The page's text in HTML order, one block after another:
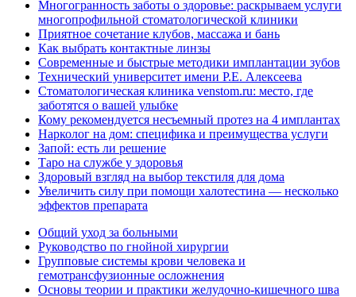
Многогранность заботы о здоровье: раскрываем услуги
многопрофильной стоматологической клиники
Приятное сочетание клубов, массажа и бань
Как выбрать контактные линзы
Современные и быстрые методики имплантации зубов
Технический университет имени Р.Е. Алексеева
Стоматологическая клиника venstom.ru: место, где
заботятся о вашей улыбке
Кому рекомендуется несъемный протез на 4 имплантах
Нарколог на дом: специфика и преимущества услуги
Запой: есть ли решение
Таро на службе у здоровья
Здоровый взгляд на выбор текстиля для дома
Увеличить силу при помощи халотестина — несколько
эффектов препарата
Общий уход за больными
Руководство по гнойной хирургии
Групповые системы крови человека и
гемотрансфузионные осложнения
Основы теории и практики желудочно-кишечного шва